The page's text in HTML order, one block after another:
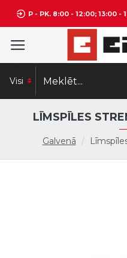
P - PK. 8:00 - 12:00; 13:00 -
Visi
Galvenā
LĪMSPĪLES